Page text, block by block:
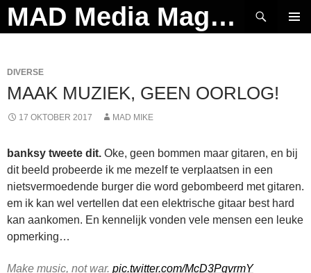
Ga
naar
MAD Media Magazine
Zoeken
DIVERSE
MAAK MUZIEK, GEEN OORLOG!
17 OKTOBER 2017 MAD MIKE
banksy tweete dit. Oke, geen bommen maar gitaren, en bij
dit beeld probeerde ik me mezelf te verplaatsen in een
nietsvermoedende burger die word gebombeerd met gitaren.
em ik kan wel vertellen dat een elektrische gitaar best hard
kan aankomen. En kennelijk vonden vele mensen een leuke
opmerking…
Make music, not war. pic.twitter.com/McD3PqvrmY